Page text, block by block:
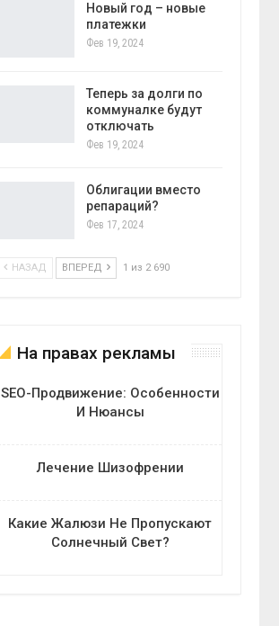
Новый год – новые
платежки
Фев 19, 2024
Теперь за долги по
коммуналке будут
отключать
Фев 19, 2024
Облигации вместо
репараций?
Фев 17, 2024
НАЗАД ВПЕРЕД 1 из 2 690
На правах рекламы
SEO-Продвижение: Особенности
И Нюансы
Лечение Шизофрении
Какие Жалюзи Не Пропускают
Солнечный Свет?